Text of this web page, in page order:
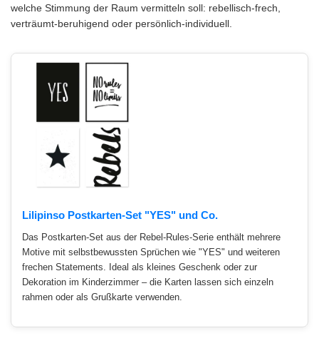
welche Stimmung der Raum vermitteln soll: rebellisch-frech,
verträumt-beruhigend oder persönlich-individuell.
Lilipinso Postkarten-Set "YES" und Co.
Das Postkarten-Set aus der Rebel-Rules-Serie enthält mehrere
Motive mit selbstbewussten Sprüchen wie "YES" und weiteren
frechen Statements. Ideal als kleines Geschenk oder zur
Dekoration im Kinderzimmer – die Karten lassen sich einzeln
rahmen oder als Grußkarte verwenden.